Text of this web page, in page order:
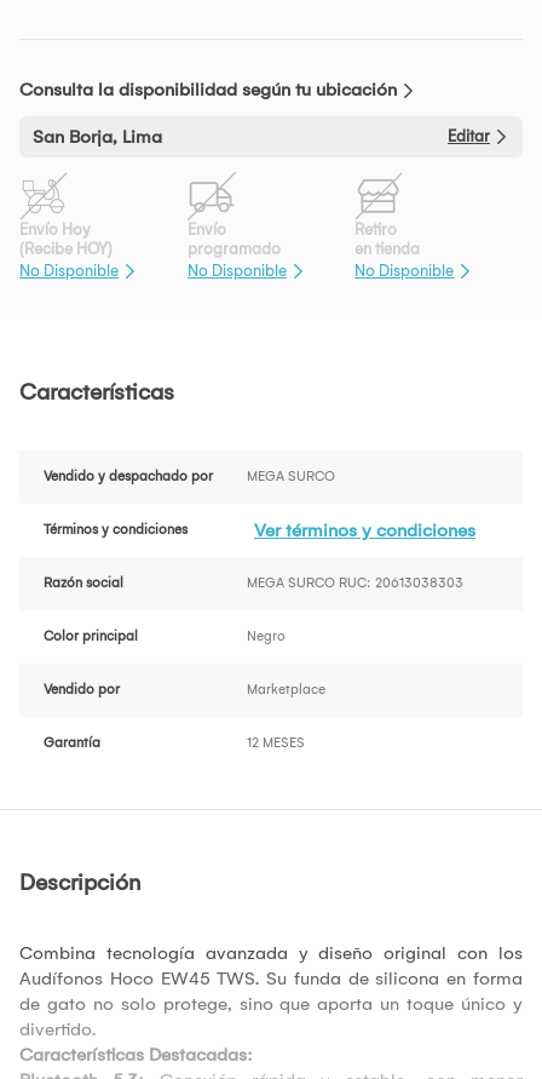
Consulta la disponibilidad según tu ubicación
San Borja, Lima Editar
Envío Hoy
(Recibe HOY)
No Disponible
Envío
programado
No Disponible
Retiro
en tienda
No Disponible
Características
Vendido y despachado por MEGA SURCO
Términos y condiciones Ver términos y condiciones
Razón social MEGA SURCO RUC: 20613038303
Color principal Negro
Vendido por Marketplace
Garantía 12 MESES
Descripción
Combina tecnología avanzada y diseño original con los
Audífonos Hoco EW45 TWS. Su funda de silicona en forma
de gato no solo protege, sino que aporta un toque único y
divertido.
Características Destacadas: